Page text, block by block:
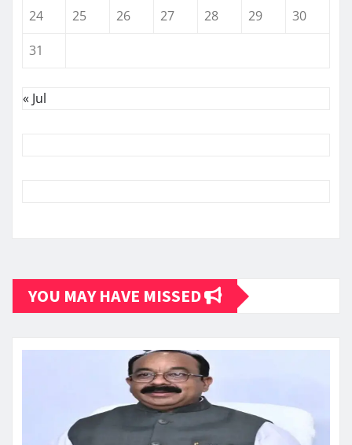
24
25 26 27 28 29
30
31
« Jul
YOU MAY HAVE MISSED